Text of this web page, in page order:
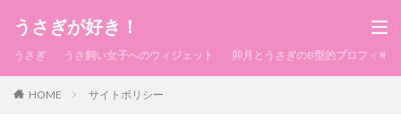
うさぎが好き！
うさぎ うさ飼い女子へのウィジェット 卯月とうさぎのB型的プロフィール
HOME サイトポリシー